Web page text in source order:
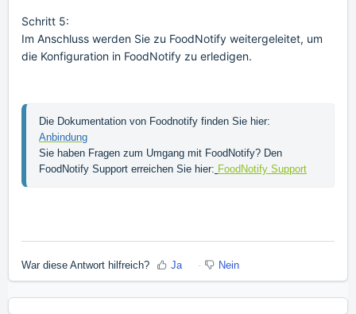
Schritt 5:
Im Anschluss werden Sie zu FoodNotify weitergeleitet, um
die Konfiguration in FoodNotify zu erledigen.
Anbindung
Sie haben Fragen zum Umgang mit FoodNotify? Den
FoodNotify Support erreichen Sie hier: FoodNotify Support
War diese Antwort hilfreich? Ja Nein